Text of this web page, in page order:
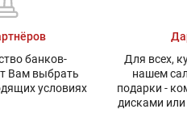
банков-
Вам выбрать
условиях
Для всех,
нашем
подарки -
дисками